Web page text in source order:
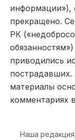
информации»),
прекращено.
РК
приводились
пострадавших.
материалы
комментариях
Наша редакция